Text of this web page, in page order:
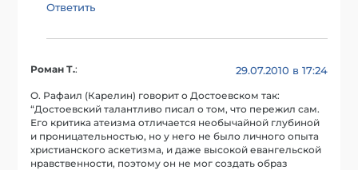
Ответить
Роман Т.: 29.07.2010 в 17:24
О. Рафаил (Карелин) говорит о Достоевском так:
“Достоевский талантливо писал о том, что пережил сам.
Его критика атеизма отличается необычайной глубиной
и проницательностью, но у него не было личного опыта
христианского аскетизма, и даже высокой евангельской
нравственности, поэтому он не мог создать образ